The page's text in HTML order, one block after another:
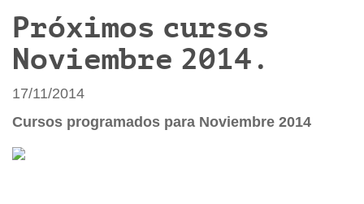
Próximos cursos
Noviembre 2014.
17/11/2014
Cursos programados para Noviembre 2014